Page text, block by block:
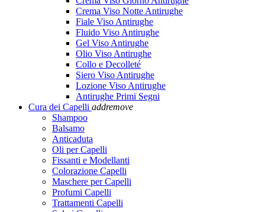
Crema Viso Notte Antirughe
Fiale Viso Antirughe
Fluido Viso Antirughe
Gel Viso Antirughe
Olio Viso Antirughe
Collo e Decolleté
Siero Viso Antirughe
Lozione Viso Antirughe
Antirughe Primi Segni
Cura dei Capelli addremove
Shampoo
Balsamo
Anticaduta
Oli per Capelli
Fissanti e Modellanti
Colorazione Capelli
Maschere per Capelli
Profumi Capelli
Trattamenti Capelli